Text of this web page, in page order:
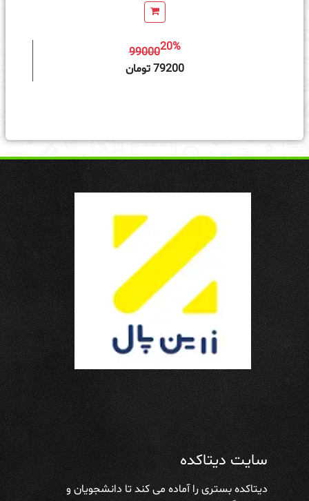
9900020%
79200 تومان
سایت دیتاکده
دیتاکده بستری را آماده می کند تا دانشجویان و